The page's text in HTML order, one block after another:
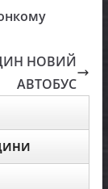
НОВИЙ
АВТОБУС